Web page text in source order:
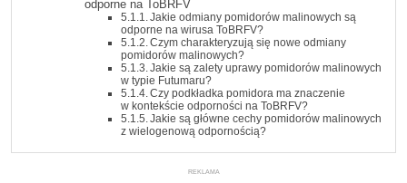
odporne na ToBRFV
Jakie odmiany pomidorów malinowych są
odporne na wirusa ToBRFV?
Czym charakteryzują się nowe odmiany
pomidorów malinowych?
Jakie są zalety uprawy pomidorów malinowych
w typie Futumaru?
Czy podkładka pomidora ma znaczenie
w kontekście odporności na ToBRFV?
Jakie są główne cechy pomidorów malinowych
z wielogenową odpornością?
REKLAMA